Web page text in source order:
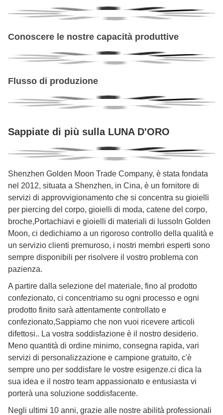
Conoscere le nostre capacità produttive
Flusso di produzione
Sappiate di più sulla LUNA D'ORO
Shenzhen Golden Moon Trade Company, è stata fondata
nel 2012, situata a Shenzhen, in Cina, è un fornitore di
servizi di approvvigionamento che si concentra su gioielli
per piercing del corpo, gioielli di moda, catene del corpo,
broche,Portachiavi e gioielli di materiali di lussoIn Golden
Moon, ci dedichiamo a un rigoroso controllo della qualità e
un servizio clienti premuroso, i nostri membri esperti sono
sempre disponibili per risolvere il vostro problema con
pazienza.
A partire dalla selezione del materiale, fino al prodotto
confezionato, ci concentriamo su ogni processo e ogni
prodotto finito sarà attentamente controllato e
confezionato,Sappiamo che non vuoi ricevere articoli
difettosi.. La vostra soddisfazione è il nostro desiderio.
Meno quantità di ordine minimo, consegna rapida, vari
servizi di personalizzazione e campione gratuito, c'è
sempre uno per soddisfare le vostre esigenze.ci dica la
sua idea e il nostro team appassionato e entusiasta vi
porterà una soluzione soddisfacente.
Negli ultimi 10 anni, grazie alle nostre abilità professionali